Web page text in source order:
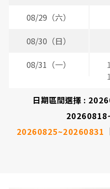
08/29（六）
08/30（日）
08/31（一）
日期區間選擇 :
20260825~20260831